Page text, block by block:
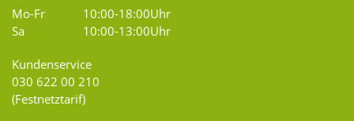
Mo-Fr
10:00-18:00Uhr
Sa
10:00-13:00Uhr
Kundenservice
030 622 00 210
(Festnetztarif)